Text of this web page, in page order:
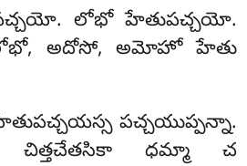
లోభో హేతుపచ్చయో.
అదోసో, అమోహో హేతు
పచ్చయుప్పన్నా.
ధమ్మా చ